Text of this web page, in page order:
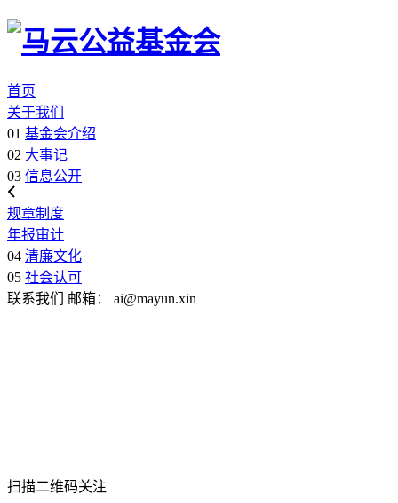
首页
关于我们
01 基金会介绍
02 大事记
03 信息公开
规章制度
年报审计
04 清廉文化
05 社会认可
联系我们
邮箱： ai@mayun.xin
扫描二维码关注